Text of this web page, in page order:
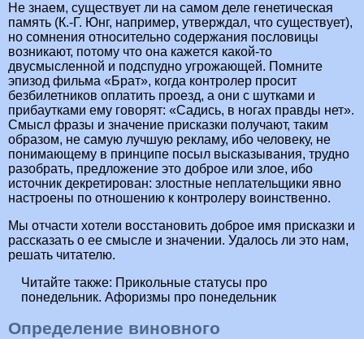
Не знаем, существует ли на самом деле генетическая
память (К.-Г. Юнг, например, утверждал, что существует),
но сомнения относительно содержания пословицы
возникают, потому что она кажется какой-то
двусмысленной и подспудно угрожающей. Помните
эпизод фильма «Брат», когда контролер просит
безбилетников оплатить проезд, а они с шутками и
прибаутками ему говорят: «Садись, в ногах правды нет».
Смысл фразы и значение присказки получают, таким
образом, не самую лучшую рекламу, ибо человеку, не
понимающему в принципе посыл высказывания, трудно
разобрать, предложение это доброе или злое, ибо
источник декретирован: злостные неплательщики явно
настроены по отношению к контролеру воинственно.
Мы отчасти хотели восстановить доброе имя присказки и
рассказать о ее смысле и значении. Удалось ли это нам,
решать читателю.
Читайте также: Прикольные статусы про
понедельник. Афоризмы про понедельник
Определение виновного